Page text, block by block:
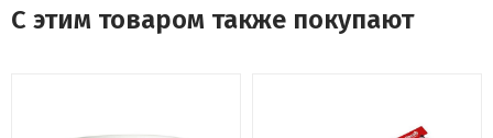
С этим товаром также покупают